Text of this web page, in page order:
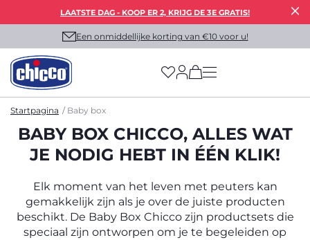
LAATSTE DAG - KOOP ER 2, KRIJG DE 3E GRATIS!
Een onmiddellijke korting van €10 voor u!
(has more options
Startpagina Baby box
BABY BOX CHICCO, ALLES WAT
JE NODIG HEBT IN ÉÉN KLIK!
Elk moment van het leven met peuters kan
gemakkelijk zijn als je over de juiste producten
beschikt. De Baby Box Chicco zijn productsets die
speciaal zijn ontworpen om je te begeleiden op